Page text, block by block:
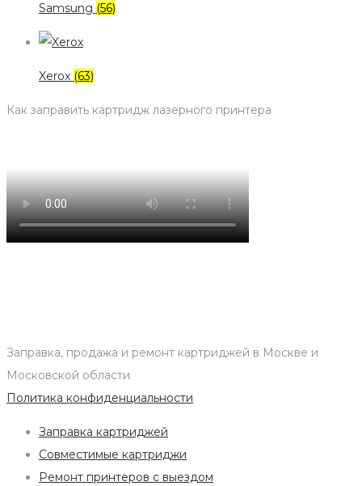
Samsung (56)
Xerox (63)
Как заправить картридж лазерного принтера
Заправка, продажа и ремонт картриджей в Москве и
Московской области
Политика конфиденциальности
Заправка картриджей
Совместимые картриджи
Ремонт принтеров с выездом